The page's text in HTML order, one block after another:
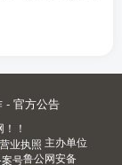
- 官方公告
！
主办单位
鲁公网安备